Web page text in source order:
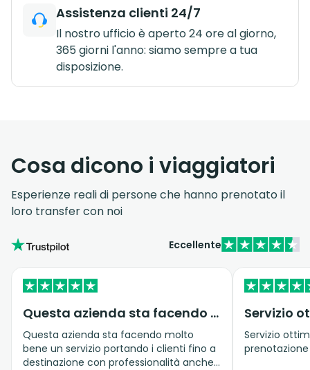
Assistenza clienti 24/7
Il nostro ufficio è aperto 24 ore al giorno,
365 giorni l'anno: siamo sempre a tua
disposizione.
Cosa dicono i viaggiatori
Esperienze reali di persone che hanno prenotato il
loro transfer con noi
Eccellente
Questa azienda sta facendo molto bene…
Questa azienda sta facendo molto
bene un servizio portando i clienti fino a
destinazione con professionalità anche
Servizio
prenotazione